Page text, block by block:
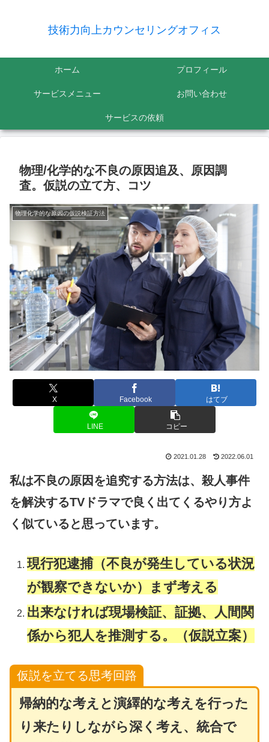
技術力向上カウンセリングオフィス
ホーム プロフィール
サービスメニュー お問い合わせ
サービスの依頼
物理/化学的な不良の原因追及、原因調
査。仮説の立て方、コツ
物理化学的な原因の仮説検証方法
X Facebook はてブ
LINE コピー
2021.01.28 2022.06.01
私は不良の原因を追究する方法は、殺人事件
を解決するTVドラマで良く出てくるやり方よ
く似ていると思っています。
現行犯逮捕（不良が発生している状況
が観察できないか）まず考える
出来なければ現場検証、証拠、人間関
係から犯人を推測する。（仮説立案）
仮説を立てる思考回路
帰納的な考えと演繹的な考えを行った
り来たりしながら深く考え、統合で